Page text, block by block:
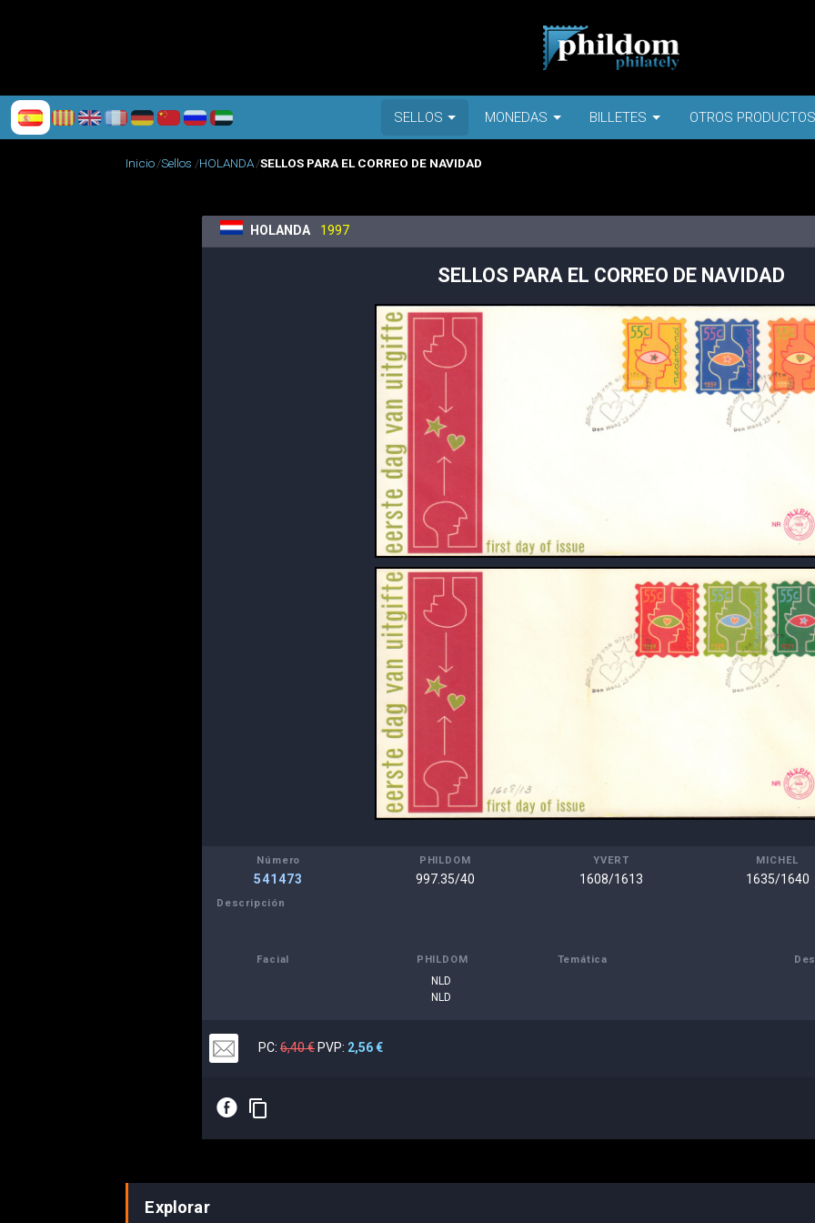
SELLOS MONEDAS BILLETES OTROS PRODUCTOS
Inicio Sellos HOLANDA SELLOS PARA EL CORREO DE NAVIDAD
HOLANDA 1997
SELLOS PARA EL CORREO DE NAVIDAD
Número
541473
PHILDOM
997.35/40
YVERT
1608/1613
MICHEL
1635/1640
Descripción
Facial PHILDOM Temática
NLD
NLD
PC: 6,40 € PVP: 2,56 €
E content_copy
Explorar